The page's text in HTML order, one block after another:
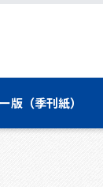
版（季刊紙）